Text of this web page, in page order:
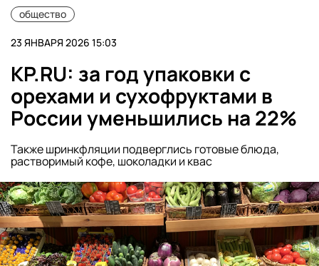
общество
23 ЯНВАРЯ 2026 15:03
KP.RU: за год упаковки с
орехами и сухофруктами в
России уменьшились на 22%
Также шринкфляции подверглись готовые блюда,
растворимый кофе, шоколадки и квас